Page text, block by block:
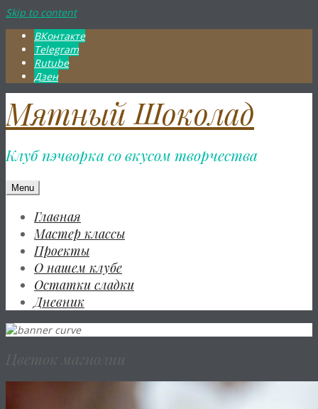
Skip to content
ВКонтакте
Telegram
Rutube
Дзен
Мятный Шоколад
Клуб пэчворка со вкусом творчества
Menu
Главная
Мастер классы
Проекты
О нашем клубе
Остатки сладки
Дневник
Цветок магнолии